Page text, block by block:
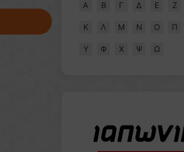
Α Β Γ Δ Ε Ζ
Κ Λ Μ Ν Ο Π
Υ Φ Χ Ψ Ω